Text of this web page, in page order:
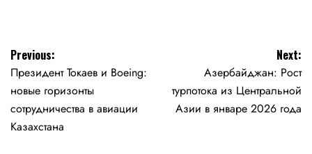
Навигация
по
записям
Previous:
Президент Токаев и Boeing:
новые горизонты
сотрудничества в авиации
Казахстана
Next:
Азербайджан: Рост
турпотока из Центральной
Азии в январе 2026 года